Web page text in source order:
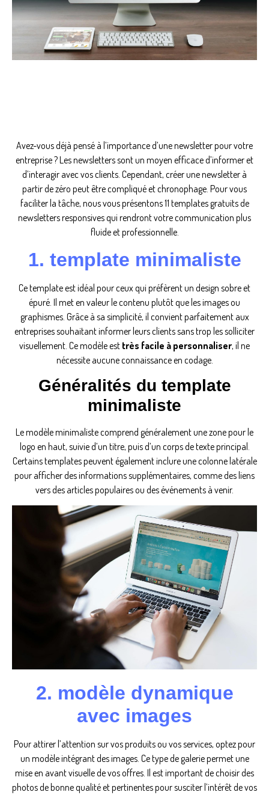
Avez-vous déjà pensé à l’importance d’une newsletter pour votre
entreprise ? Les newsletters sont un moyen efficace d’informer et
d’interagir avec vos clients. Cependant, créer une newsletter à
partir de zéro peut être compliqué et chronophage. Pour vous
faciliter la tâche, nous vous présentons 11 templates gratuits de
newsletters responsives qui rendront votre communication plus
fluide et professionnelle.
1. template minimaliste
Ce template est idéal pour ceux qui préfèrent un design sobre et
épuré. Il met en valeur le contenu plutôt que les images ou
graphismes. Grâce à sa simplicité, il convient parfaitement aux
entreprises souhaitant informer leurs clients sans trop les solliciter
visuellement. Ce modèle est très facile à personnaliser, il ne
nécessite aucune connaissance en codage.
Généralités du template
minimaliste
Le modèle minimaliste comprend généralement une zone pour le
logo en haut, suivie d’un titre, puis d’un corps de texte principal.
Certains templates peuvent également inclure une colonne latérale
pour afficher des informations supplémentaires, comme des liens
vers des articles populaires ou des événements à venir.
2. modèle dynamique
avec images
Pour attirer l’attention sur vos produits ou vos services, optez pour
un modèle intégrant des images. Ce type de galerie permet une
mise en avant visuelle de vos offres. Il est important de choisir des
photos de bonne qualité et pertinentes pour susciter l’intérêt de vos